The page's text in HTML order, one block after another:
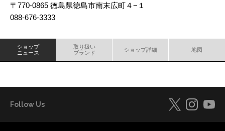
〒770-0865 徳島県徳島市南末広町４−１
088-676-3333
ショップ
ニュース
取り扱い
ブランド
ショップ詳細 地図
Follow Us